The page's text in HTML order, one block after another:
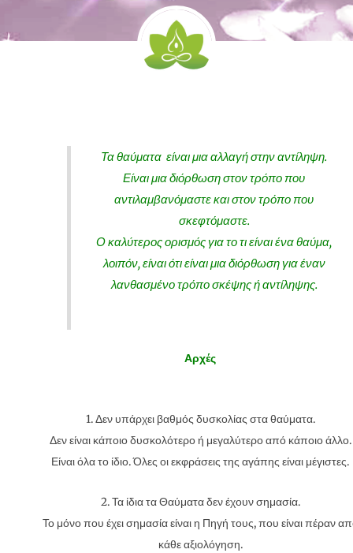
Τα θαύματα είναι μια αλλαγή στην αντίληψη.
Είναι μια διόρθωση στον τρόπο που
αντιλαμβανόμαστε και στον τρόπο που
σκεφτόμαστε.
Ο καλύτερος ορισμός για το τι είναι ένα θαύμα,
λοιπόν, είναι ότι είναι μια διόρθωση για έναν
λανθασμένο τρόπο σκέψης ή αντίληψης.
Αρχές
1. Δεν υπάρχει βαθμός δυσκολίας στα θαύματα.
Δεν είναι κάποιο δυσκολότερο ή μεγαλύτερο από κάποιο άλλο.
Είναι όλα το ίδιο. Όλες οι εκφράσεις της αγάπης είναι μέγιστες.
2. Τα ίδια τα Θαύματα δεν έχουν σημασία.
Το μόνο που έχει σημασία είναι η Πηγή τους, που είναι πέραν
κάθε αξιολόγηση.